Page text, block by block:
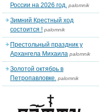
России на 2026 год. palomnik
Зимний Крестный ход
состоится ! palomnik
Престольный праздник у
Архангела Михаила palomnik
Золотой октябрь в
Петропавловке. palomnik